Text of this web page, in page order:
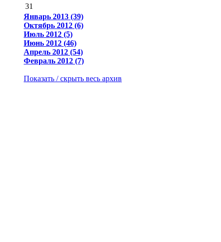
31
Январь 2013 (39)
Октябрь 2012 (6)
Июль 2012 (5)
Июнь 2012 (46)
Апрель 2012 (54)
Февраль 2012 (7)
Показать / скрыть весь архив